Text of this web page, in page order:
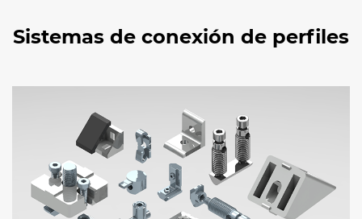
Sistemas de conexión de perfiles